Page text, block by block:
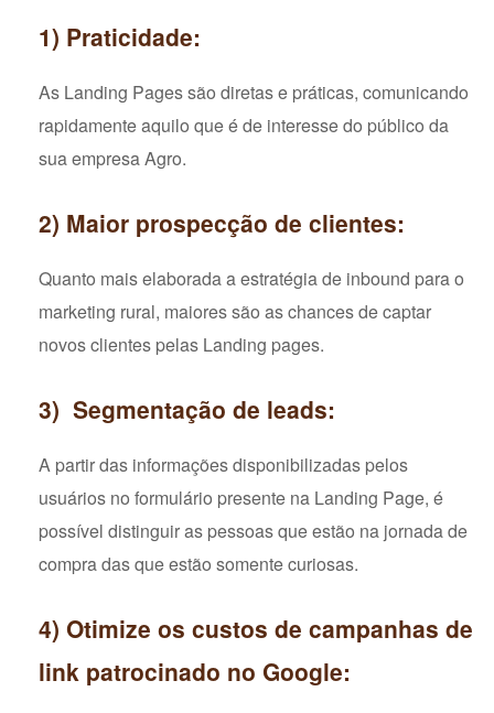
1) Praticidade:
As Landing Pages são diretas e práticas, comunicando
rapidamente aquilo que é de interesse do público da
sua empresa Agro.
2) Maior prospecção de clientes:
Quanto mais elaborada a estratégia de inbound para o
marketing rural, maiores são as chances de captar
novos clientes pelas Landing pages.
3) Segmentação de leads:
A partir das informações disponibilizadas pelos
usuários no formulário presente na Landing Page, é
possível distinguir as pessoas que estão na jornada de
compra das que estão somente curiosas.
4) Otimize os custos de campanhas de
link patrocinado no Google: